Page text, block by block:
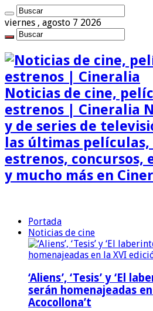
viernes , agosto 7 2026
Noticias de cine,
estrenos | Cineralia
y de series de
las últimas
estrenos, concursos,
y mucho más en
Portada
Noticias de cine
‘Aliens’, ‘Tesis’ y ‘El
serán homenajeadas
Acocollona’t